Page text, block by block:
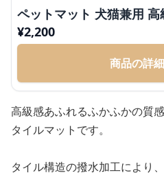
ペットマット 犬猫兼用 高
¥2,200
商品の詳
高級感あふれるふかふかの質
タイルマットです。
タイル構造の撥水加工により